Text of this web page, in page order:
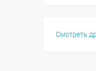
Смотреть